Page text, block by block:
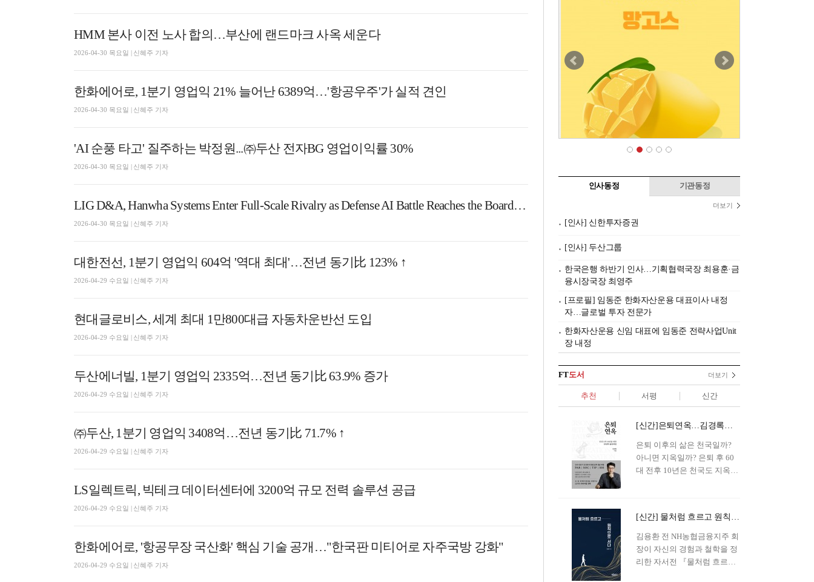
HMM 본사 이전 노사 합의…부산에 랜드마크 사옥 세운다
2026-04-30 목요일 | 신혜주 기자
한화에어로, 1분기 영업익 21% 늘어난 6389억…'항공우주'가 실적 견인
2026-04-30 목요일 | 신혜주 기자
'AI 순풍 타고' 질주하는 박정원...㈜두산 전자BG 영업이익률 30%
2026-04-30 목요일 | 신혜주 기자
LIG D&A, Hanwha Systems Enter Full-Scale Rivalry as Defense AI Battle Reaches the Boardroom
2026-04-30 목요일 | 신혜주 기자
대한전선, 1분기 영업익 604억 '역대 최대'…전년 동기比 123% ↑
2026-04-29 수요일 | 신혜주 기자
현대글로비스, 세계 최대 1만800대급 자동차운반선 도입
2026-04-29 수요일 | 신혜주 기자
두산에너빌, 1분기 영업익 2335억…전년 동기比 63.9% 증가
2026-04-29 수요일 | 신혜주 기자
㈜두산, 1분기 영업익 3408억…전년 동기比 71.7% ↑
2026-04-29 수요일 | 신혜주 기자
LS일렉트릭, 빅테크 데이터센터에 3200억 규모 전력 솔루션 공급
2026-04-29 수요일 | 신혜주 기자
한화에어로, '항공무장 국산화' 핵심 기술 공개…"한국판 미티어로 자주국방 강화"
2026-04-29 수요일 | 신혜주 기자
인사동정 기관동정
더보기
[인사] 신한투자증권
[인사] 두산그룹
한국은행 하반기 인사…기획협력국장 최용훈·금
융시장국장 최영주
[프로필] 임동준 한화자산운용 대표이사 내정
자…글로벌 투자 전문가
한화자산운용 신임 대표에 임동준 전략사업Unit
장 내정
FT도서 더보기
추천 서평 신간
[신간]은퇴연옥…김경록의 은퇴 후 삶의 나침반
은퇴 이후의 삶은 천국일까?
아니면 지옥일까? 은퇴 후 60
대 전후 10년은 천국도 지옥도
은퇴 설계를 가이드해 온 김경
록 옵투스자산운용의 고문이
신간 『은퇴연옥』을 내놓았
다.단테는 지옥을 '모든 희망을
[신간] 물처럼 흐르고 원칙으로 서다…김용환의 통찰을 담다
김용환 전 NH농협금융지주 회
장이 자신의 경험과 철학을 정
리한 자서전 『물처럼 흐르고